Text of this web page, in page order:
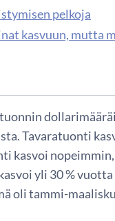
pelkoja
kasvuun, mutta
Tavaratuonti
kasvoi
yli 30 %
oli tammi-